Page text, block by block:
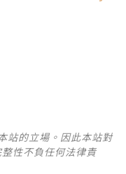
站的立場。因此本站對
性不負任何法律責